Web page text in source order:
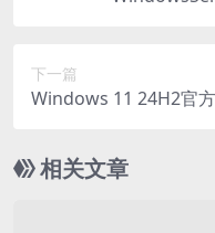
下一篇
Windows 11 24H2官
相关文章